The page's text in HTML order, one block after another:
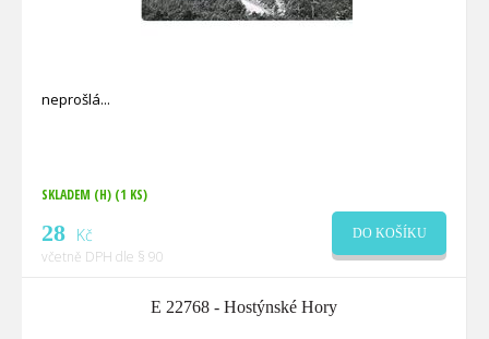
neprošlá
SKLADEM (H) (1 KS)
28 Kč
včetně DPH dle § 90
DO KOŠÍKU
E 22768 - Hostýnské Hory